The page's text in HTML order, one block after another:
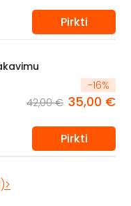
Pirkti
-16%
42,00 € 35,00 €
Pirkti